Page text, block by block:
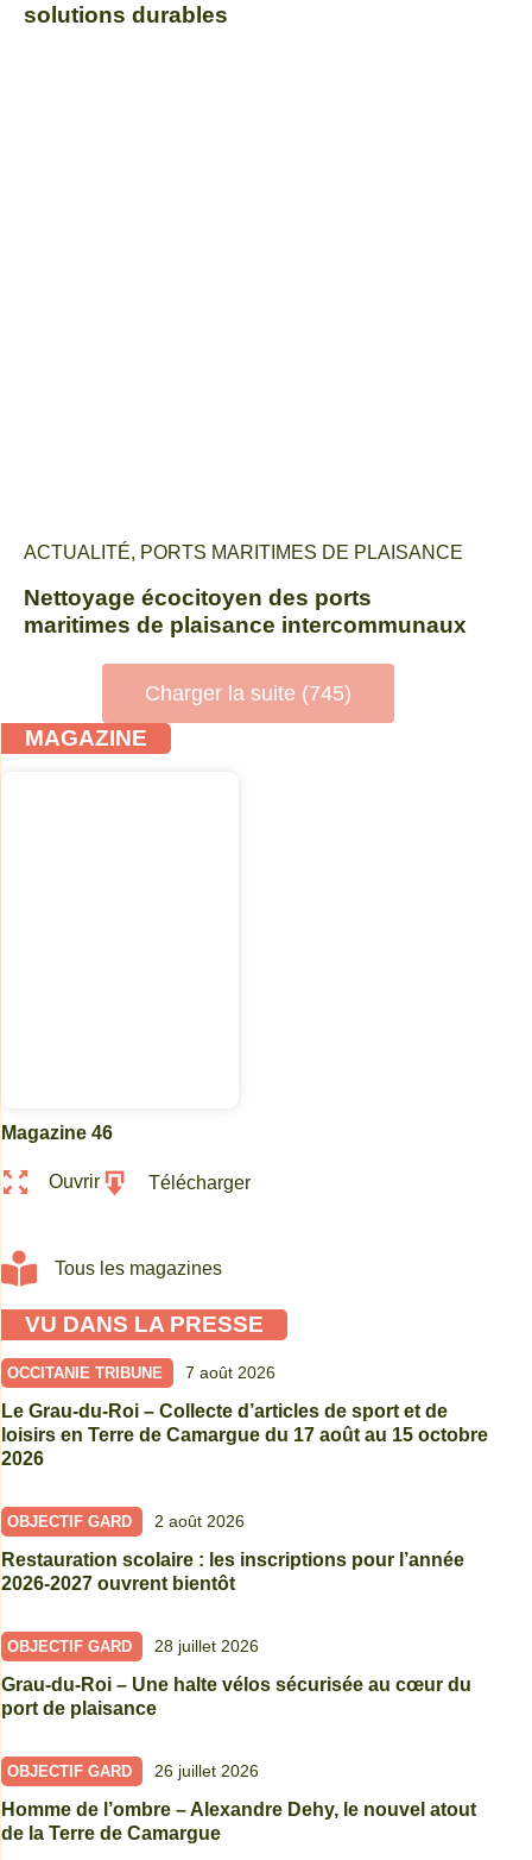
solutions durables
ACTUALITÉ, PORTS MARITIMES DE PLAISANCE
Nettoyage écocitoyen des ports
maritimes de plaisance intercommunaux
Charger la suite (745)
MAGAZINE
Magazine 46
Ouvrir Télécharger
Tous les magazines
VU DANS LA PRESSE
OCCITANIE TRIBUNE 7 août 2026
Le Grau-du-Roi – Collecte d’articles de sport et de
loisirs en Terre de Camargue du 17 août au 15 octobre
2026
OBJECTIF GARD 2 août 2026
Restauration scolaire : les inscriptions pour l’année
2026-2027 ouvrent bientôt
OBJECTIF GARD 28 juillet 2026
Grau-du-Roi – Une halte vélos sécurisée au cœur du
port de plaisance
OBJECTIF GARD 26 juillet 2026
Homme de l’ombre – Alexandre Dehy, le nouvel atout
de la Terre de Camargue